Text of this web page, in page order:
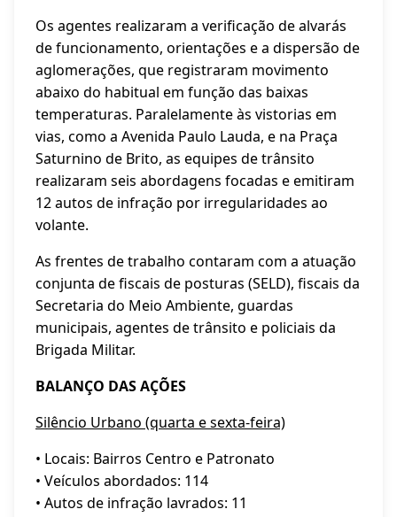
Os agentes realizaram a verificação de alvarás
de funcionamento, orientações e a dispersão de
aglomerações, que registraram movimento
abaixo do habitual em função das baixas
temperaturas. Paralelamente às vistorias em
vias, como a Avenida Paulo Lauda, e na Praça
Saturnino de Brito, as equipes de trânsito
realizaram seis abordagens focadas e emitiram
12 autos de infração por irregularidades ao
volante.
As frentes de trabalho contaram com a atuação
conjunta de fiscais de posturas (SELD), fiscais da
Secretaria do Meio Ambiente, guardas
municipais, agentes de trânsito e policiais da
Brigada Militar.
BALANÇO DAS AÇÕES
Silêncio Urbano (quarta e sexta-feira)
• Locais: Bairros Centro e Patronato
• Veículos abordados: 114
• Autos de infração lavrados: 11